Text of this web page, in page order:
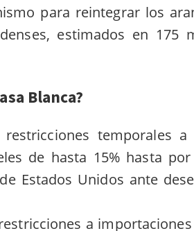
para reintegrar los
estimados en 175
Blanca?
restricciones temporales a
de hasta 15% hasta
Estados Unidos ante
a